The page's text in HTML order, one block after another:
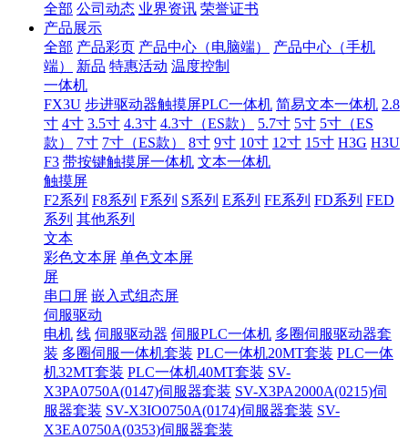
全部 公司动态 业界资讯 荣誉证书
产品展示
全部 产品彩页 产品中心（电脑端）
产品中心（手机
端）
新品 特惠活动 温度控制
一体机
FX3U 步进驱动器触摸屏PLC一体机 简易文本一体机 2.8
寸 4寸 3.5寸 4.3寸 4.3寸（ES款） 5.7寸 5寸 5寸（ES
款）
7寸 7寸（ES款） 8寸 9寸 10寸 12寸 15寸 H3G H3U
F3 带按键触摸屏一体机 文本一体机
触摸屏
F2系列 F8系列 F系列 S系列 E系列 FE系列 FD系列 FED
系列 其他系列
文本
彩色文本屏 单色文本屏
屏
串口屏 嵌入式组态屏
伺服驱动
电机 线 伺服驱动器 伺服PLC一体机 多圈伺服驱动器套
装 多圈伺服一体机套装 PLC一体机20MT套装 PLC一体
机32MT套装 PLC一体机40MT套装 SV-
X3PA0750A(0147)伺服器套装 SV-X3PA2000A(0215)伺
服器套装 SV-X3IO0750A(0174)伺服器套装 SV-
X3EA0750A(0353)伺服器套装